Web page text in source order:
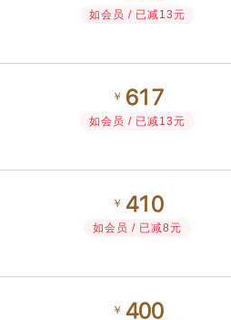
如会员 / 已减13元
￥  
如会员 / 已减13元
￥  
如会员 / 已减8元
￥ 